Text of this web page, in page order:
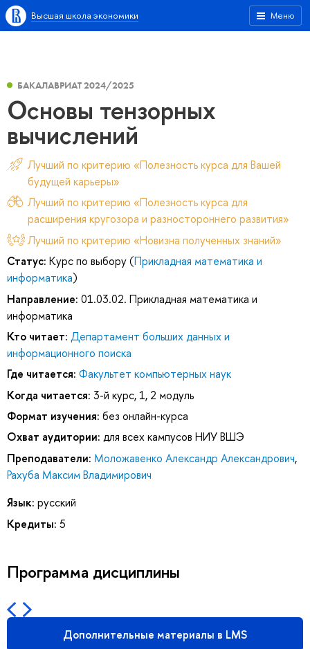
Меню
Высшая школа экономики
БАКАЛАВРИАТ 2024/2025
Основы тензорных
вычислений
Лучший по критерию «Полезность курса для Вашей
будущей карьеры»
Лучший по критерию «Полезность курса для
расширения кругозора и разностороннего развития»
Лучший по критерию «Новизна полученных знаний»
Статус: Курс по выбору (Прикладная математика и
информатика)
Направление: 01.03.02. Прикладная математика и
информатика
Кто читает: Департамент больших данных и
информационного поиска
Где читается: Факультет компьютерных наук
Когда читается: 3-й курс, 1, 2 модуль
Формат изучения: без онлайн-курса
Охват аудитории: для всех кампусов НИУ ВШЭ
Преподаватели: Моложавенко Александр Александрович,
Рахуба Максим Владимирович
Язык: русский
Кредиты: 5
Программа дисциплины
Дополнительные материалы в LMS